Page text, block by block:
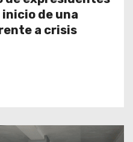
de una
a crisis